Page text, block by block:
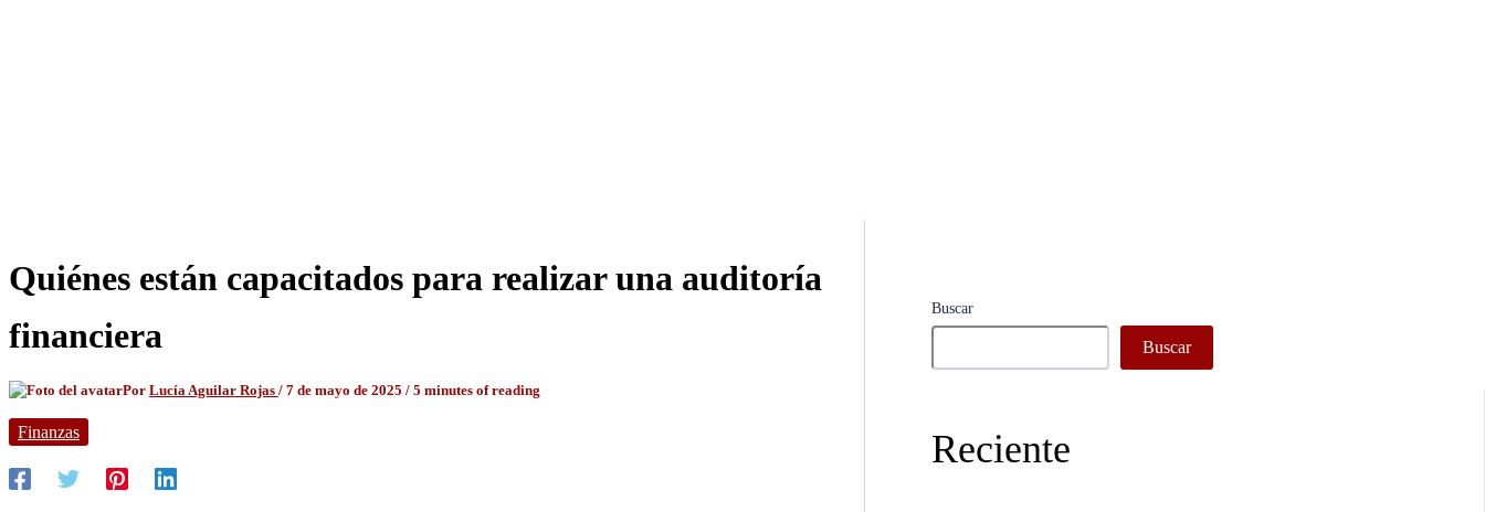
Quiénes están capacitados para realizar una auditoría
financiera
Por Lucía Aguilar Rojas / 7 de mayo de 2025 / 5 minutes of reading
Finanzas
Buscar
Buscar
Reciente